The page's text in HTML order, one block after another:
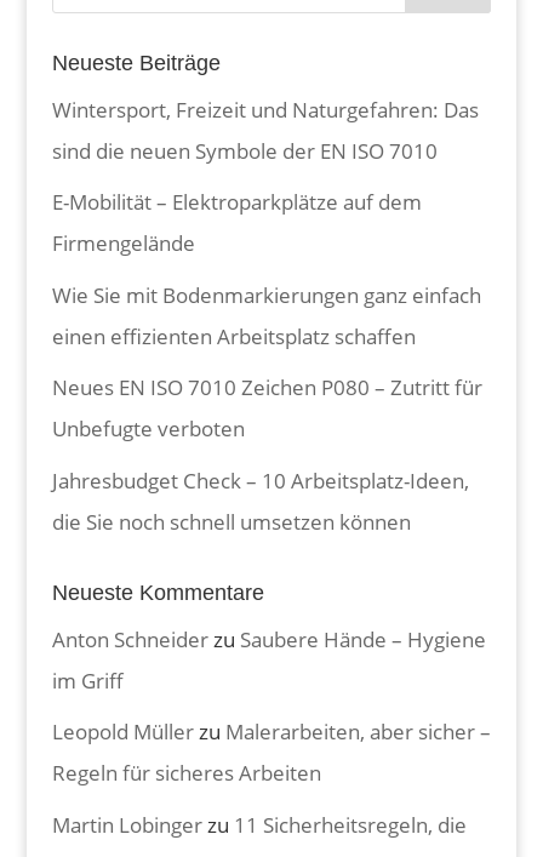
Neueste Beiträge
Wintersport, Freizeit und Naturgefahren: Das
sind die neuen Symbole der EN ISO 7010
E-Mobilität – Elektroparkplätze auf dem
Firmengelände
Wie Sie mit Bodenmarkierungen ganz einfach
einen effizienten Arbeitsplatz schaffen
Neues EN ISO 7010 Zeichen P080 – Zutritt für
Unbefugte verboten
Jahresbudget Check – 10 Arbeitsplatz-Ideen,
die Sie noch schnell umsetzen können
Neueste Kommentare
Anton Schneiderzu Saubere Hände – Hygiene
im Griff
Leopold Müllerzu Malerarbeiten, aber sicher –
Regeln für sicheres Arbeiten
Martin Lobingerzu 11 Sicherheitsregeln, die